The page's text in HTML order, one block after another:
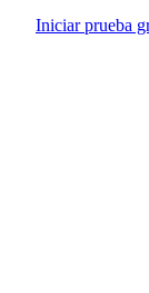
Iniciar prueba